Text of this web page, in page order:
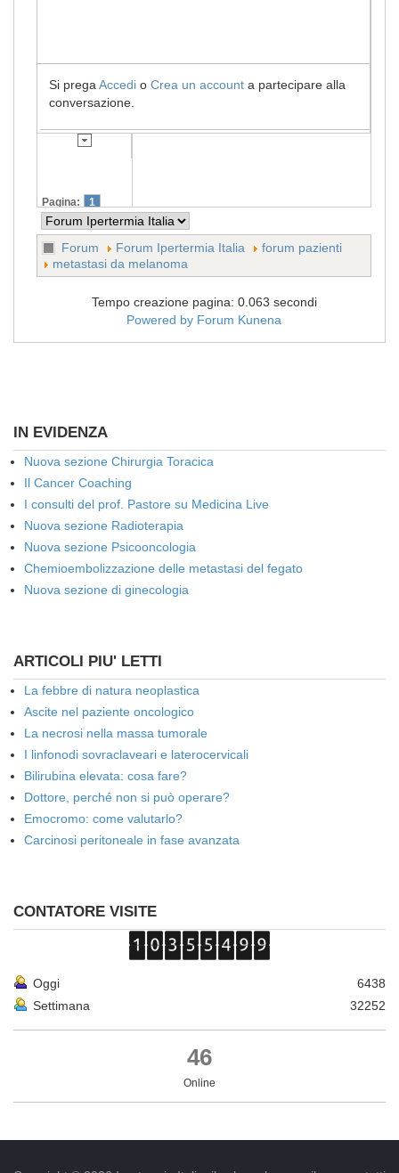
Si prega Accedi o Crea un account a partecipare alla
conversazione.
Pagina: 1
Forum Forum Ipertermia Italia
forum pazienti
metastasi da melanoma
Tempo creazione pagina: 0.063 secondi
Powered by Forum Kunena
IN EVIDENZA
Nuova sezione Chirurgia Toracica
Il Cancer Coaching
I consulti del prof. Pastore su Medicina Live
Nuova sezione Radioterapia
Nuova sezione Psicooncologia
Chemioembolizzazione delle metastasi del fegato
Nuova sezione di ginecologia
ARTICOLI PIU' LETTI
La febbre di natura neoplastica
Ascite nel paziente oncologico
La necrosi nella massa tumorale
I linfonodi sovraclaveari e laterocervicali
Bilirubina elevata: cosa fare?
Dottore, perché non si può operare?
Emocromo: come valutarlo?
Carcinosi peritoneale in fase avanzata
CONTATORE VISITE
Oggi
6438
Settimana
32252
46
Online